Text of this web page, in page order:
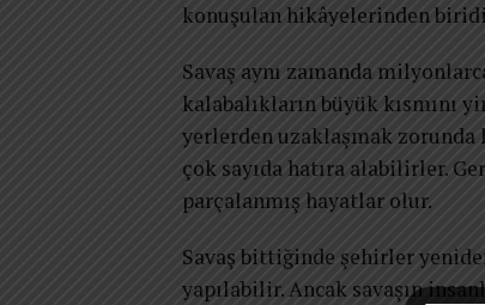
konuşulan hikâyelerinden
Savaş aynı zamanda
kalabalıkların büyük kısmını
yerlerden uzaklaşmak zorunda
çok sayıda hatıra alabilirler.
parçalanmış hayatlar olur.
Savaş bittiğinde şehirler
yapılabilir. Ancak savaşın